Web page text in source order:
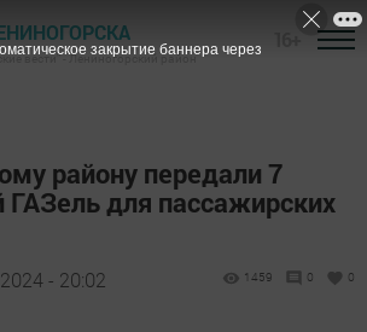
вести" - Лениногорский район
району передали 7
для пассажирских
- 20:02 1459 0 0
закрытие баннера через